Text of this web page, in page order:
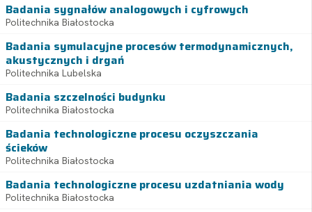
Badania sygnałów analogowych i cyfrowych
Politechnika Białostocka
Badania symulacyjne procesów termodynamicznych,
akustycznych i drgań
Politechnika Lubelska
Badania szczelności budynku
Politechnika Białostocka
Badania technologiczne procesu oczyszczania
ścieków
Politechnika Białostocka
Badania technologiczne procesu uzdatniania wody
Politechnika Białostocka